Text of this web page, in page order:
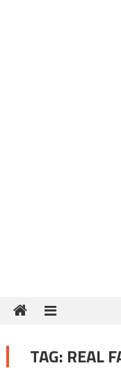
TAG: REAL